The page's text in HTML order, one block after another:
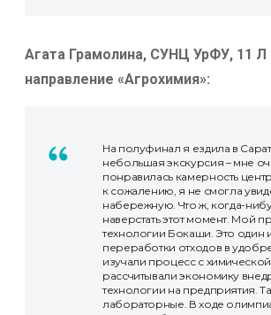
Агата Грамолина, СУНЦ УрФУ, 11 Л
направление «Агрохимия»:
На полуфинал я ездила в
небольшая экскурсия – мне
понравилась камерность
к сожалению, я не смогла
набережную. Что ж, когда-
наверстать этот момент. Мой
технологии Бокаши. Это один
переработки отходов в
изучали процесс с
рассчитывали экономику
технологии на предприятия.
лабораторные. В ходе